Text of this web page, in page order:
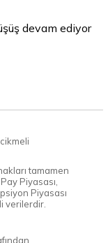
devam ediyor
tamamen
Piyasası,
Piyasası
verilerdir.